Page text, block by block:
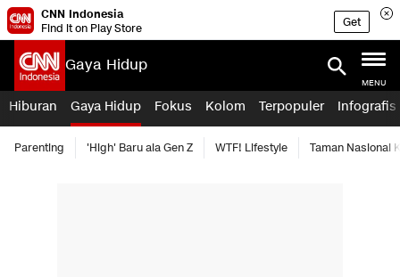
CNN Indonesia
Find it on Play Store
Get
Gaya Hidup
MENU
Hiburan Gaya Hidup Fokus Kolom Terpopuler Infografis
Parenting 'High' Baru ala Gen Z WTF! Lifestyle Taman Nasional